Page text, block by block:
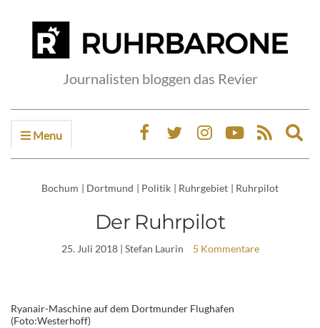
Journalisten bloggen das Revier
Menu
Bochum | Dortmund | Politik | Ruhrgebiet | Ruhrpilot
Der Ruhrpilot
25. Juli 2018| Stefan Laurin 5 Kommentare
Ryanair-Maschine auf dem Dortmunder Flughafen
(Foto:Westerhoff)